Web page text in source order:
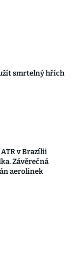
smrtelný hřích
v Brazílii
Závěrečná
aerolinek